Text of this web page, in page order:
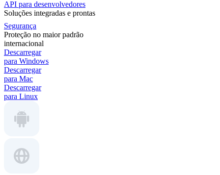
API para desenvolvedores
Soluções integradas e prontas
Segurança
Proteção no maior padrão
internacional
Descarregar
para Windows
Descarregar
para Mac
Descarregar
para Linux